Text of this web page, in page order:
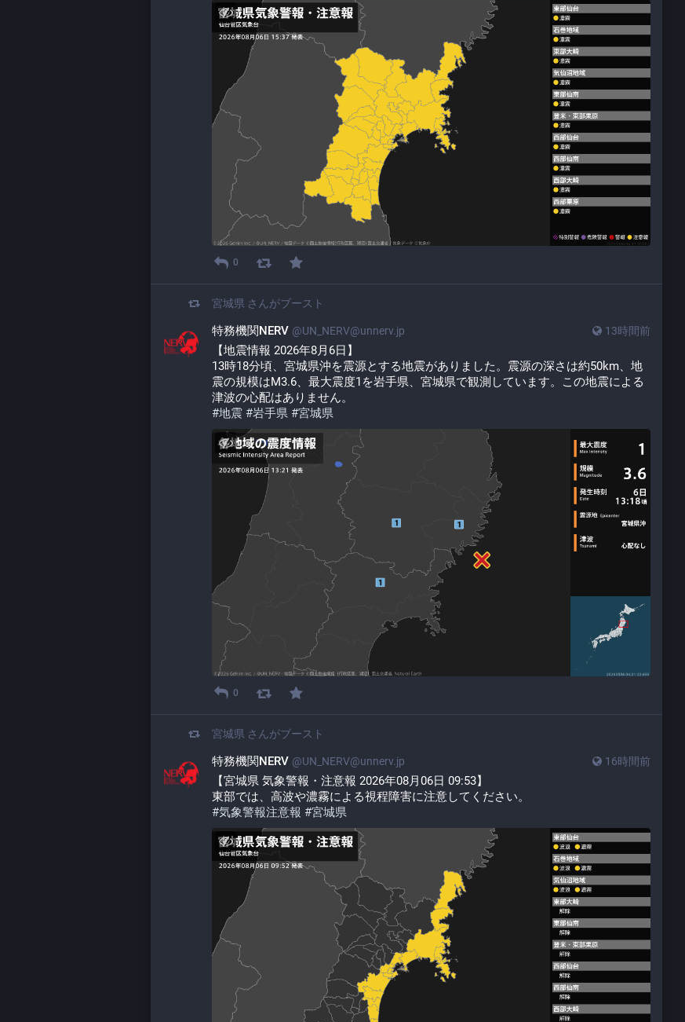
0
宮城県 さんがブースト
13時間前
特務機関NERV @UN_NERV@unnerv.jp
【地震情報 2026年8月6日】
13時18分頃、宮城県沖を震源とする地震がありました。震源の深さは約50km、地
震の規模はM3.6、最大震度1を岩手県、宮城県で観測しています。この地震による
津波の心配はありません。
#地震 #岩手県 #宮城県
0
宮城県 さんがブースト
16時間前
特務機関NERV @UN_NERV@unnerv.jp
【宮城県 気象警報・注意報 2026年08月06日 09:53】
東部では、高波や濃霧による視程障害に注意してください。
#気象警報注意報 #宮城県